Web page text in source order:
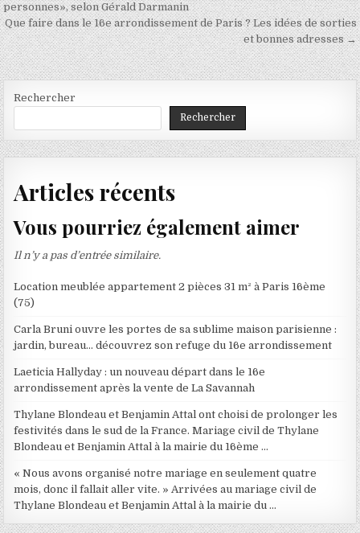
de
l’article
personnes», selon Gérald Darmanin
Que faire dans le 16e arrondissement de Paris ? Les idées de sorties
et bonnes adresses →
Rechercher
Rechercher
Articles récents
Vous pourriez également aimer
Il n’y a pas d’entrée similaire.
Location meublée appartement 2 pièces 31 m² à Paris 16ème
(75)
Carla Bruni ouvre les portes de sa sublime maison parisienne :
jardin, bureau… découvrez son refuge du 16e arrondissement
Laeticia Hallyday : un nouveau départ dans le 16e
arrondissement après la vente de La Savannah
Thylane Blondeau et Benjamin Attal ont choisi de prolonger les
festivités dans le sud de la France. Mariage civil de Thylane
Blondeau et Benjamin Attal à la mairie du 16ème …
« Nous avons organisé notre mariage en seulement quatre
mois, donc il fallait aller vite. » Arrivées au mariage civil de
Thylane Blondeau et Benjamin Attal à la mairie du …